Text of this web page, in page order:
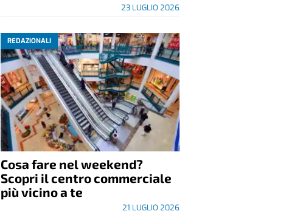
23 LUGLIO 2026
REDAZIONALI
Cosa fare nel weekend?
Scopri il centro commerciale
più vicino a te
21 LUGLIO 2026